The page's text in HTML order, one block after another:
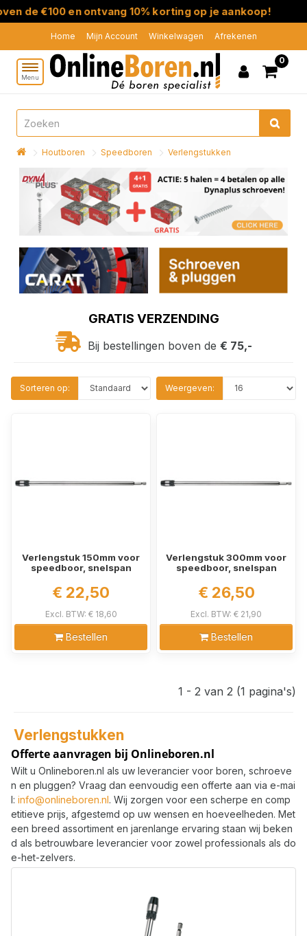
de €100 en ontvang 10% korting op je aankoop!
Home Mijn Account Winkelwagen Afrekenen
Menu
0
Houtboren Speedboren Verlengstukken
GRATIS VERZENDING
Bij bestellingen boven de € 75,-
Sorteren op: Weergeven:
Verlengstuk 150mm voor
speedboor, snelspan
€ 22,50
Excl. BTW: € 18,60
Bestellen
Verlengstuk 300mm voor
speedboor, snelspan
€ 26,50
Excl. BTW: € 21,90
Bestellen
1 - 2 van 2 (1 pagina's)
Verlengstukken
Offerte aanvragen bij Onlineboren.nl
Wilt u Onlineboren.nl als uw leverancier voor boren, schroeve
n en pluggen? Vraag dan eenvoudig een offerte aan via e-mai
l: info@onlineboren.nl. Wij zorgen voor een scherpe en comp
etitieve prijs, afgestemd op uw wensen en hoeveelheden. Met
een breed assortiment en jarenlange ervaring staan wij beken
d als betrouwbare leverancier voor zowel professionals als do
e-het-zelvers.